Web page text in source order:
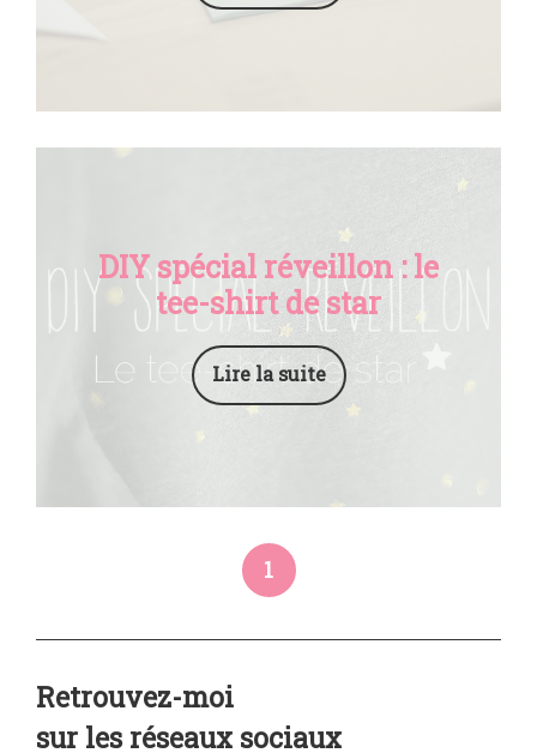
DIY spécial réveillon : le
tee-shirt de star
Lire la suite
1
Retrouvez-moi
sur les réseaux sociaux